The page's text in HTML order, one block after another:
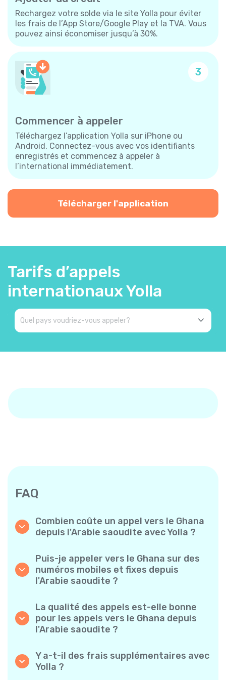
Rechargez votre solde via le site Yolla pour éviter
les frais de l’App Store/Google Play et la TVA. Vous
pouvez ainsi économiser jusqu’à 30%.
3
Commencer à appeler
Téléchargez l’application Yolla sur iPhone ou
Android. Connectez-vous avec vos identifiants
enregistrés et commencez à appeler à
l’international immédiatement.
Télécharger l'application
Tarifs d’appels
internationaux Yolla
FAQ
Combien coûte un appel vers le Ghana
depuis l'Arabie saoudite avec Yolla ?
abordables pour les appels vers le Ghana.
Consultez simplement les tarifs les plus
récents dans l’application — sans frais
cachés, sans mauvaise surprise.
Puis-je appeler vers le Ghana sur des
numéros mobiles et fixes depuis
l'Arabie saoudite ?
vers des téléphones mobiles et des lignes
fixes vers le Ghana en toute simplicité.
La qualité des appels est-elle bonne
pour les appels vers le Ghana depuis
l'Arabie saoudite ?
claire et fiable, pour que vos conversations
sonnent comme des appels locaux.
Y a-t-il des frais supplémentaires avec
Yolla ?